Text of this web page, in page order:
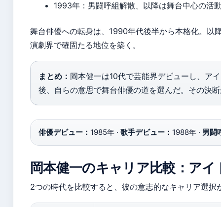
1993年：男闘呼組解散、以降は舞台中心の活
舞台俳優への転身は、1990年代後半から本格化。以
演劇界で確固たる地位を築く。
まとめ： 岡本健一は10代で芸能界デビューし、ア
後、自らの意思で舞台俳優の道を選んだ。その決
俳優デビュー： 1985年 · 歌手デビュー： 1988年 · 男闘
岡本健一のキャリア比較：アイ
2つの時代を比較すると、彼の意志的なキャリア選択